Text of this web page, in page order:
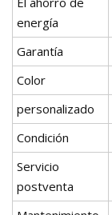
energía
Garantía
Color
personalizado
Condición
Servicio
postventa